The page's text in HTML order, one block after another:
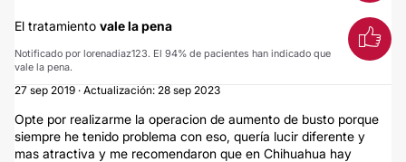
El tratamiento vale la pena
Notificado por lorenadiaz123. El 94% de pacientes han indicado que
vale la pena.
27 sep 2019 · Actualización: 28 sep 2023
Opte por realizarme la operacion de aumento de busto porque
siempre he tenido problema con eso, quería lucir diferente y
mas atractiva y me recomendaron que en Chihuahua hay